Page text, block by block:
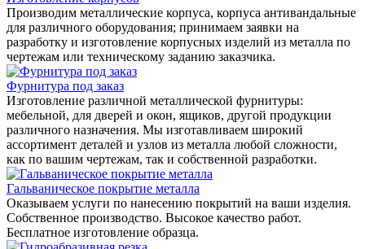
Производим металлические корпуса, корпуса антивандальные
для различного оборудования; принимаем заявки на
разработку и изготовление корпусных изделий из металла по
чертежам или техническому заданию заказчика.
Фурнитура под заказ
Изготовление различной металлической фурнитуры:
мебельной, для дверей и окон, ящиков, другой продукции
различного назначения. Мы изготавливаем широкий
ассортимент деталей и узлов из металла любой сложности,
как по вашим чертежам, так и собственной разработки.
Гальваническое покрытие металла
Оказываем услуги по нанесению покрытий на ваши изделия.
Собственное производство. Высокое качество работ.
Бесплатное изготовление образца.